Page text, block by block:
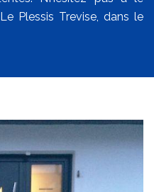
Plessis Trevise, dans le